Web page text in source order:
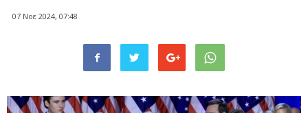
07 Νοε 2024, 07:48